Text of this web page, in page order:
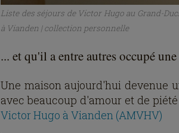
Liste des séjours de Victor Hugo au Grand-
à Vianden | collection personnelle
... et qu'il a entre autres occupé
Une maison aujourd'hui devenue
avec beaucoup d'amour et de
Victor Hugo à Vianden (AMVHV)